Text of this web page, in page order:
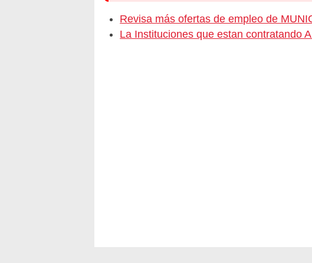
Revisa más ofertas de empleo de
La Instituciones que estan contratando